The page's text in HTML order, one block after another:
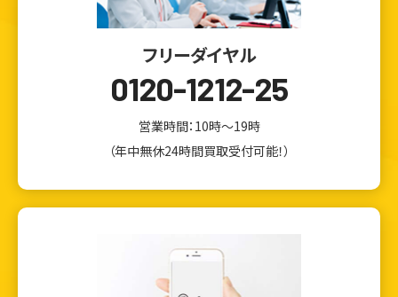
フリーダイヤル
0120-1212-25
営業時間：10時～19時
（年中無休24時間買取受付可能！）